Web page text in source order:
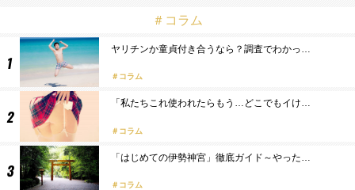
＃コラム
ヤリチンか童貞付き合うなら？調査でわかっ…
コラム
「私たちこれ使われたらもう…どこでもイけ…
コラム
「はじめての伊勢神宮」徹底ガイド～やった…
コラム